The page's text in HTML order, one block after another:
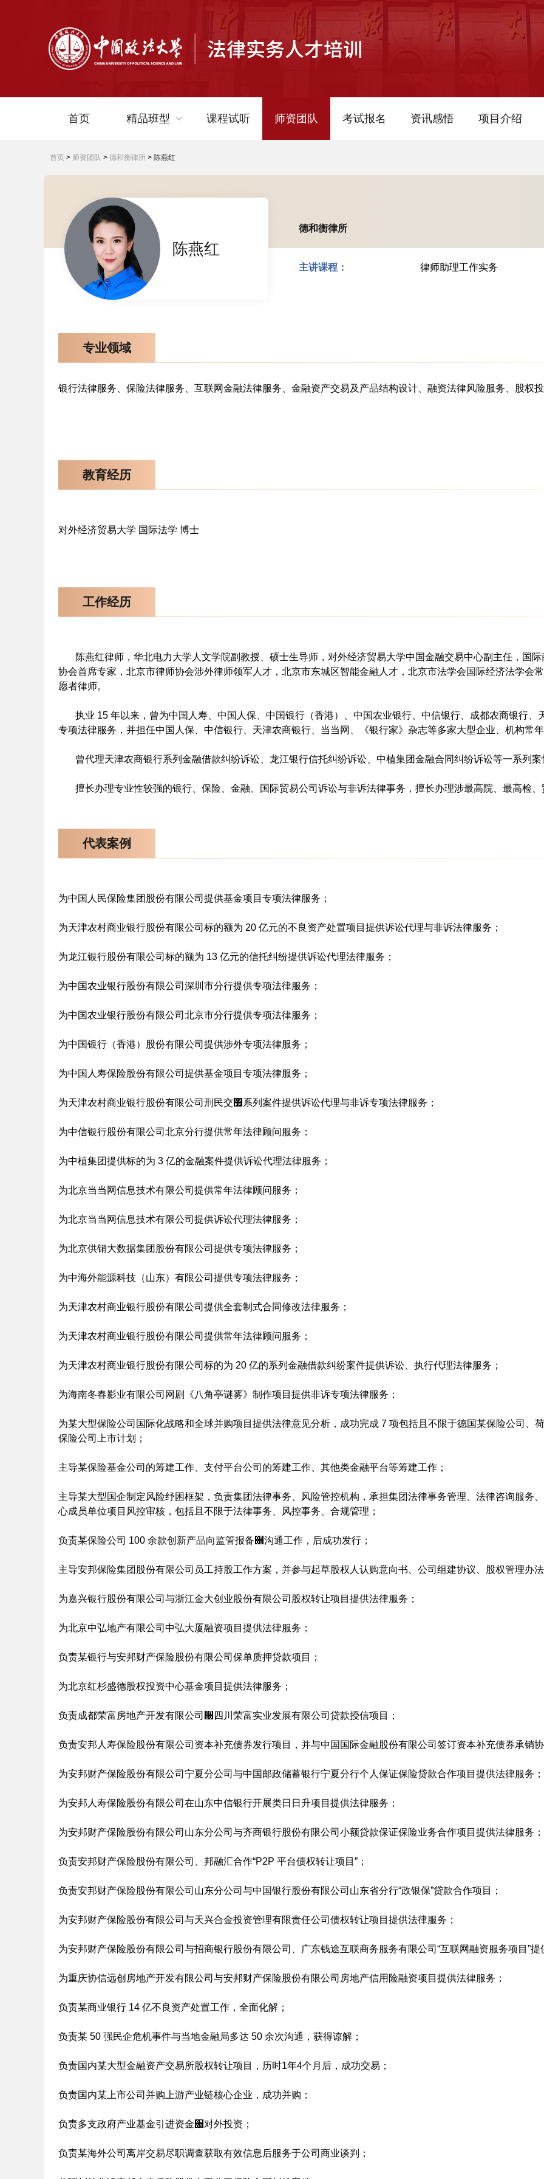
首页 精品班型
中级律师助理课程
中级企业法务专员课程
高级企业法务专员课程
课程试听 师资团队 考试报名 资讯感悟 项目介绍
首页 > 师资团队 > 德和衡律所 > 陈燕红
德和衡律所
主讲课程： 律师助理工作实务
陈燕红
专业领域
银行法律服务、保险法律服务、互联网金融法律服务、金融资产交易及产品结构设计、融资法律风险服务、股权
教育经历
对外经济贸易大学 国际法学 博士
工作经历
陈燕红律师，华北电力大学人文学院副教授、硕士生导师，对外经济贸易大学中国金融交易中心副主任，国
协会首席专家，北京市律师协会涉外律师领军人才，北京市东城区智能金融人才，北京市法学会国际经济法学会
愿者律师。
执业 15 年以来，曾为中国人寿、中国人保、中国银行（香港）、中国农业银行、中信银行、成都农商银行、
专项法律服务，并担任中国人保、中信银行、天津农商银行、当当网、《银行家》杂志等多家大型企业、机构常
曾代理天津农商银行系列金融借款纠纷诉讼、龙江银行信托纠纷诉讼、中植集团金融合同纠纷诉讼等一系列案
擅长办理专业性较强的银行、保险、金融、国际贸易公司诉讼与非诉法律事务，擅长办理涉最高院、最高检
代表案例
为中国人民保险集团股份有限公司提供基金项目专项法律服务；
为天津农村商业银行股份有限公司标的额为 20 亿元的不良资产处置项目提供诉讼代理与非诉法律服务；
为龙江银行股份有限公司标的额为 13 亿元的信托纠纷提供诉讼代理法律服务；
为中国农业银行股份有限公司深圳市分行提供专项法律服务；
为中国农业银行股份有限公司北京市分行提供专项法律服务；
为中国银行（香港）股份有限公司提供涉外专项法律服务；
为中国人寿保险股份有限公司提供基金项目专项法律服务；
为天津农村商业银行股份有限公司刑民交৿系列案件提供诉讼代理与非诉专项法律服务；
为中信银行股份有限公司北京分行提供常年法律顾问服务；
为中植集团提供标的为 3 亿的金融案件提供诉讼代理法律服务；
为北京当当网信息技术有限公司提供常年法律顾问服务；
为北京当当网信息技术有限公司提供诉讼代理法律服务；
为北京供销大数据集团股份有限公司提供专项法律服务；
为中海外能源科技（山东）有限公司提供专项法律服务；
为天津农村商业银行股份有限公司提供全套制式合同修改法律服务；
为天津农村商业银行股份有限公司提供常年法律顾问服务；
为天津农村商业银行股份有限公司标的为 20 亿的系列金融借款纠纷案件提供诉讼、执行代理法律服务；
为海南冬春影业有限公司网剧《八角亭谜雾》制作项目提供非诉专项法律服务；
为某大型保险公司国际化战略和全球并购项目提供法律意见分析，成功完成 7 项包括且不限于德国某保险公司
保险公司上市计划；
主导某保险基金公司的筹建工作、支付平台公司的筹建工作、其他类金融平台等筹建工作；
主导某大型国企制定风险纾困框架，负责集团法律事务、风险管控机构，承担集团法律事务管理、法律咨询服
心成员单位项目风控审核，包括且不限于法律事务、风控事务、合规管理；
负责某保险公司 100 余款创新产品向监管报备਀沟通工作，后成功发行；
主导安邦保险集团股份有限公司员工持股工作方案，并参与起草股权人认购意向书、公司组建协议、股权管理办
为嘉兴银行股份有限公司与浙江金大创业股份有限公司股权转让项目提供法律服务；
为北京中弘地产有限公司中弘大厦融资项目提供法律服务；
负责某银行与安邦财产保险股份有限公司保单质押贷款项目；
为北京红杉盛德股权投资中心基金项目提供法律服务；
负责成都荣富房地产开发有限公司਀四川荣富实业发展有限公司贷款授信项目；
负责安邦人寿保险股份有限公司资本补充债券发行项目，并与中国国际金融股份有限公司签订资本补充债券承销
为安邦财产保险股份有限公司宁夏分公司与中国邮政储蓄银行宁夏分行个人保证保险贷款合作项目提供法律服务；
为安邦人寿保险股份有限公司在山东中信银行开展类日日升项目提供法律服务；
为安邦财产保险股份有限公司山东分公司与齐商银行股份有限公司小额贷款保证保险业务合作项目提供法律服务；
负责安邦财产保险股份有限公司、邦融汇合作“P2P 平台债权转让项目”；
负责安邦财产保险股份有限公司山东分公司与中国银行股份有限公司山东省分行“政银保”贷款合作项目；
为安邦财产保险股份有限公司与天兴合金投资管理有限责任公司债权转让项目提供法律服务；
为安邦财产保险股份有限公司与招商银行股份有限公司、广东钱途互联商务服务有限公司“互联网融资服务项目”提
为重庆协信远创房地产开发有限公司与安邦财产保险股份有限公司房地产信用险融资项目提供法律服务；
负责某商业银行 14 亿不良资产处置工作，全面化解；
负责某 50 强民企危机事件与当地金融局多达 50 余次沟通，获得谅解；
负责国内某大型金融资产交易所股权转让项目，历时1年4个月后，成功交易；
负责国内某上市公司并购上游产业链核心企业，成功并购；
负责多支政府产业基金引进资金਀对外投资；
负责某海外公司离岸交易尽职调查获取有效信息后服务于公司商业谈判；